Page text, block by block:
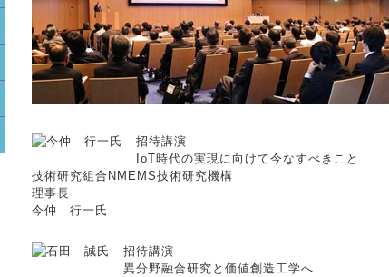
招待講演
IoT時代の実現に向けて今なすべきこと
技術研究組合NMEMS技術研究機構
理事長
今仲 行一氏
招待講演
異分野融合研究と価値創造工学へ